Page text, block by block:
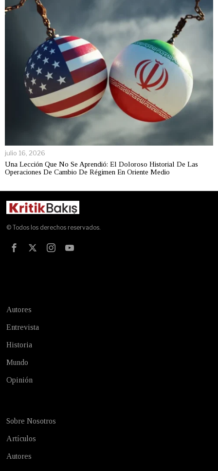
julio 16, 2026
Una Lección Que No Se Aprendió: El Doloroso Historial De Las
Operaciones De Cambio De Régimen En Oriente Medio
© Todos los derechos reservados.
Autores
Entrevista
Historia
Mundo
Opinión
Sobre Nosotros
Artículos
Autores